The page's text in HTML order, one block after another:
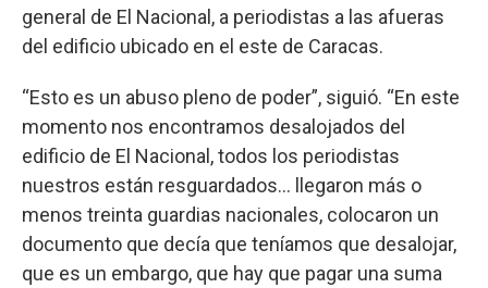
general de El Nacional, a periodistas a las afueras
del edificio ubicado en el este de Caracas.
“Esto es un abuso pleno de poder”, siguió. “En este
momento nos encontramos desalojados del
edificio de El Nacional, todos los periodistas
nuestros están resguardados... llegaron más o
menos treinta guardias nacionales, colocaron un
documento que decía que teníamos que desalojar,
que es un embargo, que hay que pagar una suma